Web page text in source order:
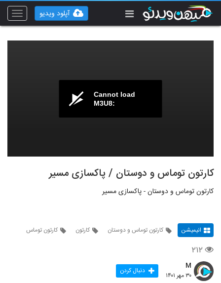
Toggle
آپلود ویدیو
Cannot load
M3U8:
کارتون توماس و دوستان / پاکسازی مسیر
کارتون توماس و دوستان - پاکسازی مسیر
انیمیشن کارتون توماس و دوستان کارتون کارتون توماس
۲۱۲
M
۳۰ مهر ۱۴۰۱ دنبال کردن